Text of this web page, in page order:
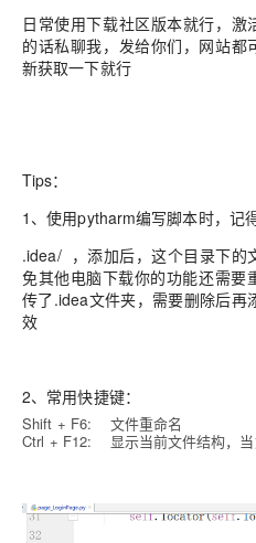
日常使用下载社区版本就行，
的话私聊我，发给你们，网站
新获取一下就行
Tips：
1、使用pytharm编写脚本时，记
.idea/ ，添加后，这个目录下的
免其他电脑下载你的功能还需要
传了.idea文件夹，需要删除后再
效
2、常用快捷键：
Shift + F6: 文件重命名
Ctrl + F12: 显示当前文件结构，当